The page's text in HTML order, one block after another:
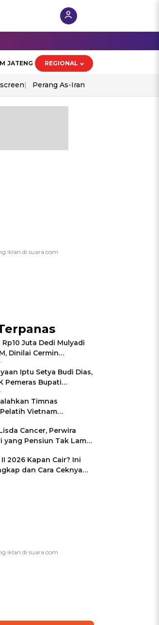
JATENG REGIONAL
Perang As-Iran
Juta Dedi Mulyadi
Dinilai Cermin
Jamin Keamanan
Iptu Setya Budi Dias,
Pemeras Bupati
Timnas
Vietnam
Jimat di Pakansari
Cancer, Perwira
yang Pensiun Tak Lama
2026 Kapan Cair? Ini
dan Cara Ceknya
Hangus!